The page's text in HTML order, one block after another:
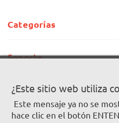
Categorías
Soporte
Información
Este sitio web utiliza cookies
mejorar nuestros servicios y
con sus preferencias mediante
navegación. Para dar su
botón Acepto.
¿Este sitio web utiliza
Este mensaje ya no se
hace clic en el botón